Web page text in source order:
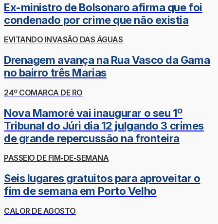
Ex-ministro de Bolsonaro afirma que foi
condenado por crime que não existia
EVITANDO INVASÃO DAS ÁGUAS
Drenagem avança na Rua Vasco da Gama
no bairro três Marias
24º COMARCA DE RO
Nova Mamoré vai inaugurar o seu 1º
Tribunal do Júri dia 12 julgando 3 crimes
de grande repercussão na fronteira
PASSEIO DE FIM-DE-SEMANA
Seis lugares gratuitos para aproveitar o
fim de semana em Porto Velho
CALOR DE AGOSTO